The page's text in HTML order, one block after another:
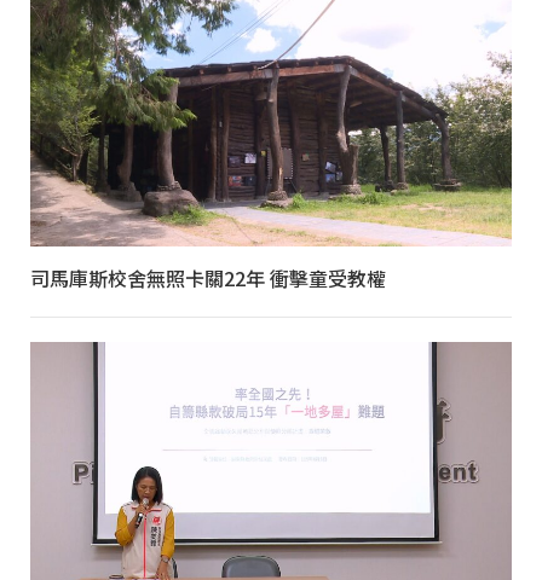
司馬庫斯校舍無照卡關22年 衝擊童受教權